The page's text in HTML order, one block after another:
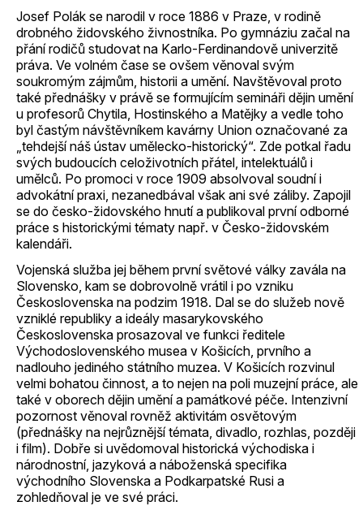
Josef Polák se narodil v roce 1886 v Praze, v rodině
drobného židovského živnostníka. Po gymnáziu začal na
přání rodičů studovat na Karlo-Ferdinandově univerzitě
práva. Ve volném čase se ovšem věnoval svým
soukromým zájmům, historii a umění. Navštěvoval proto
také přednášky v právě se formujícím semináři dějin umění
u profesorů Chytila, Hostinského a Matějky a vedle toho
byl častým návštěvníkem kavárny Union označované za
„tehdejší náš ústav umělecko-historický“. Zde potkal řadu
svých budoucích celoživotních přátel, intelektuálů i
umělců. Po promoci v roce 1909 absolvoval soudní i
advokátní praxi, nezanedbával však ani své záliby. Zapojil
se do česko-židovského hnutí a publikoval první odborné
práce s historickými tématy např. v Česko-židovském
kalendáři.
Vojenská služba jej během první světové války zavála na
Slovensko, kam se dobrovolně vrátil i po vzniku
Československa na podzim 1918. Dal se do služeb nově
vzniklé republiky a ideály masarykovského
Československa prosazoval ve funkci ředitele
Východoslovenského musea v Košicích, prvního a
nadlouho jediného státního muzea. V Košicích rozvinul
velmi bohatou činnost, a to nejen na poli muzejní práce, ale
také v oborech dějin umění a památkové péče. Intenzivní
pozornost věnoval rovněž aktivitám osvětovým
(přednášky na nejrůznější témata, divadlo, rozhlas, později
i film). Dobře si uvědomoval historická východiska i
národnostní, jazyková a náboženská specifika
východního Slovenska a Podkarpatské Rusi a
zohledňoval je ve své práci.